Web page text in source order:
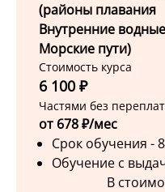
(районы плавания
Внутренние
Морские пути)
Стоимость курса
6 100 ₽
Частями без
от 678 ₽/мес
Срок обучения -
Обучение с
В